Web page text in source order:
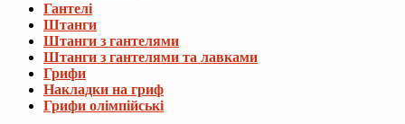
Гантелі
Штанги
Штанги з гантелями
Штанги з гантелями та лавками
Грифи
Накладки на гриф
Грифи олімпійські